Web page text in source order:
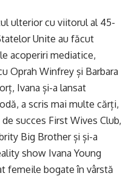
ulterior cu viitorul al 45-
Unite au făcut
acoperiri mediatice,
Oprah Winfrey și Barbara
Ivana și-a lansat
a scris mai multe cărți,
succes First Wives Club,
Big Brother și și-a
show Ivana Young
femeile bogate în vârstă